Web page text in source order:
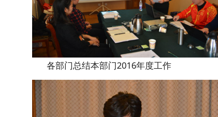
各部门总结本部门2016年度工作